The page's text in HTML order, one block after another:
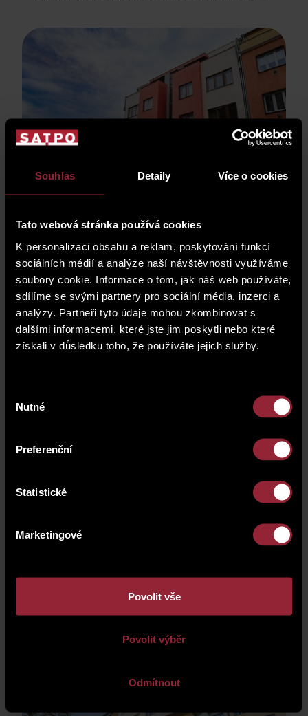
Souhlas Detaily Více o cookies
Tato webová stránka používá cookies
K personalizaci obsahu a reklam, poskytování funkcí
sociálních médií a analýze naší návštěvnosti využíváme
soubory cookie. Informace o tom, jak náš web používáte,
sdílíme se svými partnery pro sociální média, inzerci a
analýzy. Partneři tyto údaje mohou zkombinovat s
dalšími informacemi, které jste jim poskytli nebo které
získali v důsledku toho, že používáte jejich služby.
souhlasu
Nutné
Preferenční
Statistické
Marketingové
Povolit vše
Povolit výběr
Odmítnout
3.
Přijďte si vybrat Vaše nové bydlení
z pestré
nabídky bytů v lokalitě, která nabízí ideální
rovnováhu mezi klidným rezidenčním bydlením a
plnohodnotným městským životem s bohatou
občanskou vybaveností. Každý si domů navíc
odnesedárkový poukaz od společnosti
ProBydlenív hodnotě 5 % slevy na veškerý
sortiment a služby a nebude chybět ani bohaté
Vosmíkových, který přináší moderní
městské bydlení v atraktivní lokalitě Prahy 8.